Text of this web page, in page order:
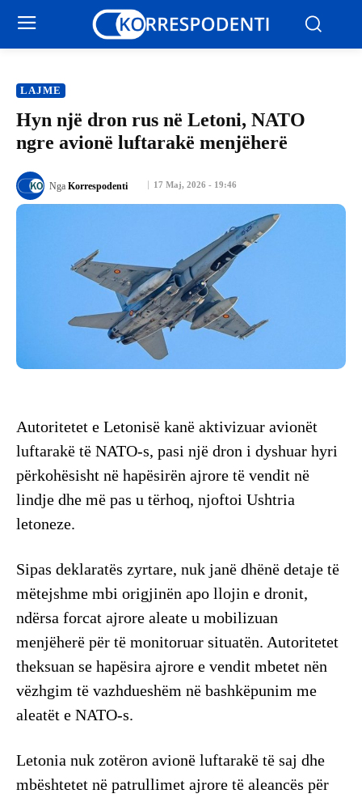
LAJME
Hyn një dron rus në Letoni, NATO
ngre avionë luftarakë menjëherë
17 Maj, 2026 - 19:46
Nga Korrespodenti
Autoritetet e Letonisë kanë aktivizuar avionët
luftarakë të NATO-s, pasi një dron i dyshuar hyri
përkohësisht në hapësirën ajrore të vendit në
lindje dhe më pas u tërhoq, njoftoi Ushtria
letoneze.
Sipas deklaratës zyrtare, nuk janë dhënë detaje të
mëtejshme mbi origjinën apo llojin e dronit,
ndërsa forcat ajrore aleate u mobilizuan
menjëherë për të monitoruar situatën. Autoritetet
theksuan se hapësira ajrore e vendit mbetet nën
vëzhgim të vazhdueshëm në bashkëpunim me
aleatët e NATO-s.
Letonia nuk zotëron avionë luftarakë të saj dhe
mbështetet në patrullimet ajrore të aleancës për